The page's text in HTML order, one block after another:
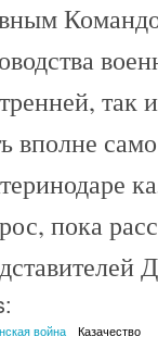
так
вполне
пока
война Казачество